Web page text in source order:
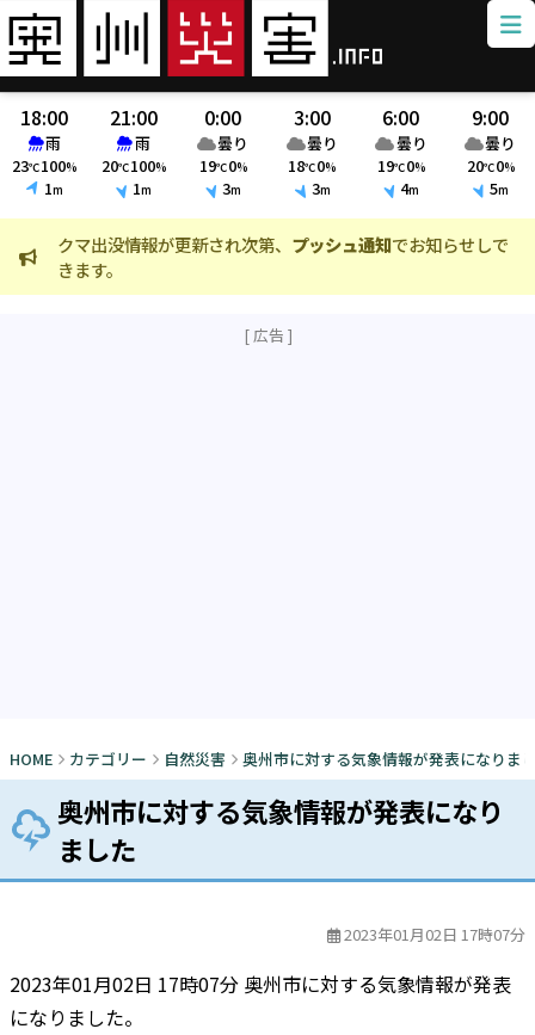
18:00
雨
23℃100%
1m
21:00
雨
20℃100%
1m
0:00
曇り
19℃0%
3m
3:00
曇り
18℃0%
3m
6:00
曇り
19℃0%
4m
9:00
曇り
20℃0%
5m
クマ出没情報が更新され次第、 プッシュ通知でお知らせしで
きます。
HOME カテゴリー 自然災害 奥州市に対する気象情報が発表になりま
奥州市に対する気象情報が発表になり
ました
2023年01月02日 17時07分
2023年01月02日 17時07分 奥州市に対する気象情報が発表
になりました。